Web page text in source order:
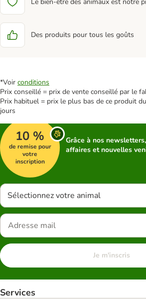
Des produits pour tous les goûts
*Voir conditions
Prix conseillé = prix de vente conseillé par le
Prix habituel = prix le plus bas de ce produit
jours
10 %
de remise pour
votre
inscription
Grâce à nos
affaires et nouvelles
Sélectionnez votre animal
Je m'inscris
Services